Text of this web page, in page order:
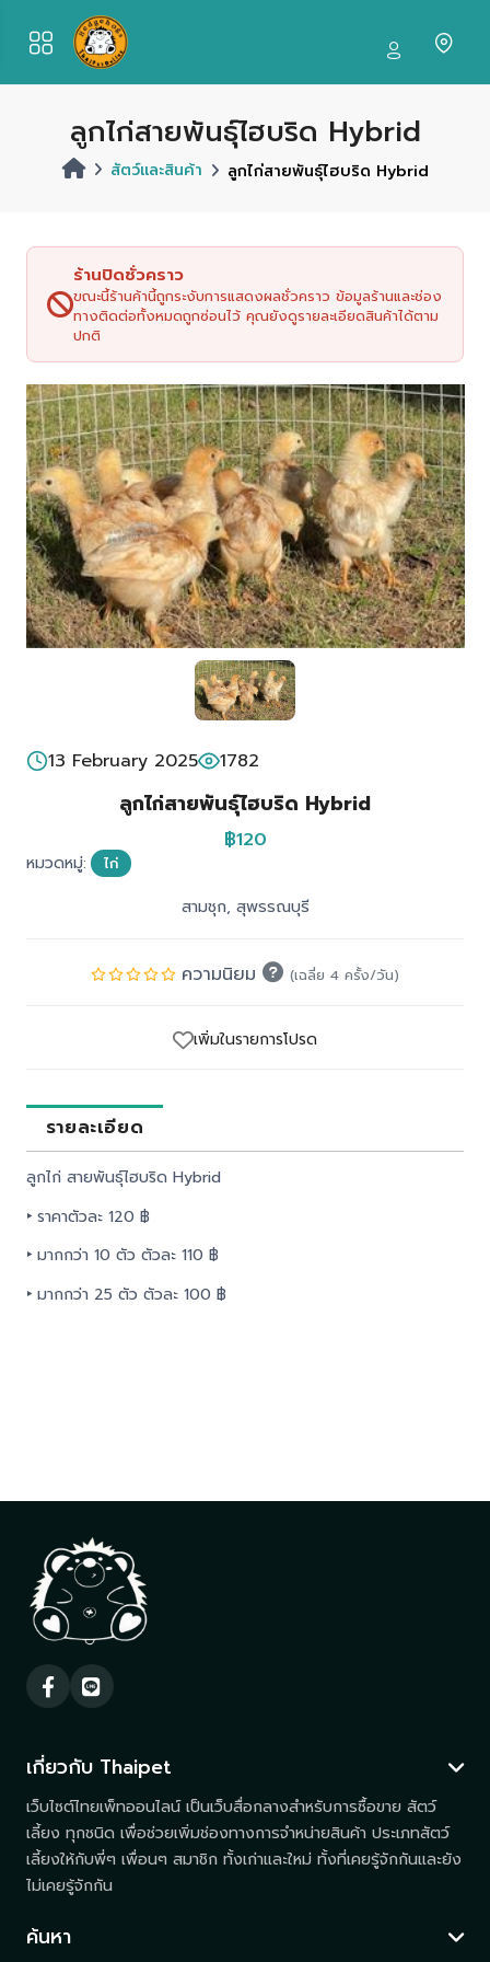
ลูกไก่สายพันธุ์ไฮบริด Hybrid
สัตว์และสินค้า ลูกไก่สายพันธุ์ไฮบริด Hybrid
ร้านปิดชั่วคราว
ขณะนี้ร้านค้านี้ถูกระงับการแสดงผลชั่วคราว ข้อมูลร้านและช่อง
ทางติดต่อทั้งหมดถูกซ่อนไว้ คุณยังดูรายละเอียดสินค้าได้ตาม
ปกติ
13 February 2025 1782
ลูกไก่สายพันธุ์ไฮบริด Hybrid
฿120
หมวดหมู่: ไก่
สามชุก, สุพรรณบุรี
ความนิยม (เฉลี่ย 4 ครั้ง/วัน)
เพิ่มในรายการโปรด
รายละเอียด
ลูกไก่ สายพันธุ์ไฮบริด Hybrid
‣ราคาตัวละ 120 ฿
‣มากกว่า 10 ตัว ตัวละ 110 ฿
‣มากกว่า 25 ตัว ตัวละ 100 ฿
เกี่ยวกับ Thaipet
เว็บไซต์ไทยเพ็ทออนไลน์ เป็นเว็บสื่อกลางสำหรับการซื้อขาย สัตว์
เลี้ยง ทุกชนิด เพื่อช่วยเพิ่มช่องทางการจำหน่ายสินค้า ประเภทสัตว์
เลี้ยงให้กับพี่ๆ เพื่อนๆ สมาชิก ทั้งเก่าและใหม่ ทั้งที่เคยรู้จักกันและยัง
ไม่เคยรู้จักกัน
ค้นหา